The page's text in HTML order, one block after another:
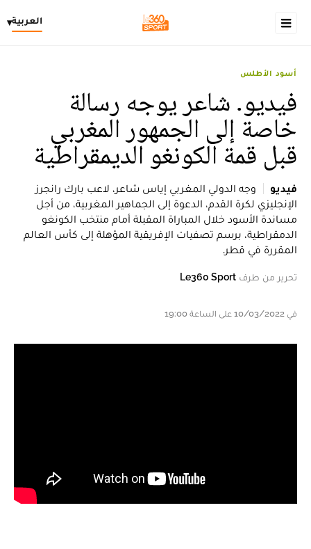
العربية▾
أسود الأطلس
فيديو. شاعر يوجه رسالة
خاصة إلى الجمهور المغربي
قبل قمة الكونغو الديمقراطية
فيديو
وجه الدولي المغربي إياس شاعر، لاعب بارك رانجرز
الإنجليزي لكرة القدم، الدعوة إلى الجماهير المغربية، من أجل
مساندة الأسود خلال المباراة المقبلة أمام منتخب الكونغو
الدمقراطية، برسم تصفيات الإفريقية المؤهلة إلى كأس العالم
المقررة في قطر.
تحرير من طرف Le360 Sport
في 10/03/2022 على الساعة 19:00